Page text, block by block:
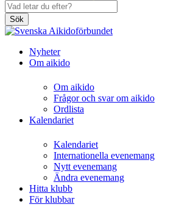
Sök
Nyheter
Om aikido
Om aikido
Frågor och svar om aikido
Ordlista
Kalendariet
Kalendariet
Internationella evenemang
Nytt evenemang
Ändra evenemang
Hitta klubb
För klubbar